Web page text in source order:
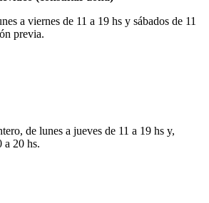
a viernes de 11 a 19 hs y sábados de 11
previa.
de lunes a jueves de 11 a 19 hs y,
a 20 hs.